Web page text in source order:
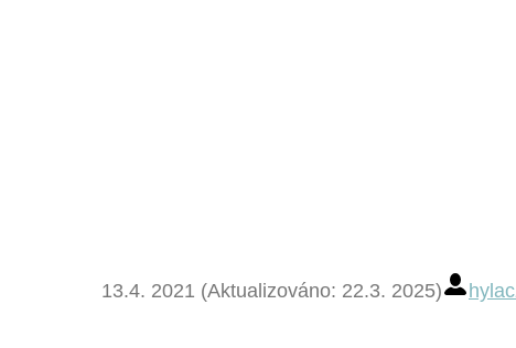
13.4. 2021 (Aktualizováno: 22.3. 2025)